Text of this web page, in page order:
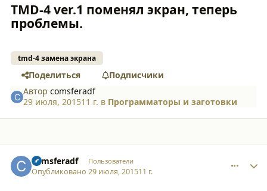
TMD-4 ver.1 поменял экран, теперь
проблемы.
tmd-4 замена экрана
Поделиться
Подписчики
Авторcomsferadf
29 июля, 201511 г. в Программаторы и заготовки
comsferadf Пользователи
Опубликовано29 июля, 201511 г.